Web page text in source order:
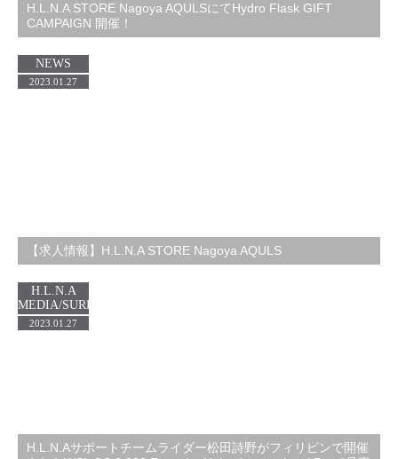
H.L.N.A STORE Nagoya AQULSにてHydro Flask GIFT
CAMPAIGN 開催！
【求人情報】H.L.N.A STORE Nagoya AQULS
NEWS
2023.01.27
H.L.N.Aサポートチームライダー松田詩野がフィリピンで開催
H.L.N.A
MEDIA/SURF
2023.01.27